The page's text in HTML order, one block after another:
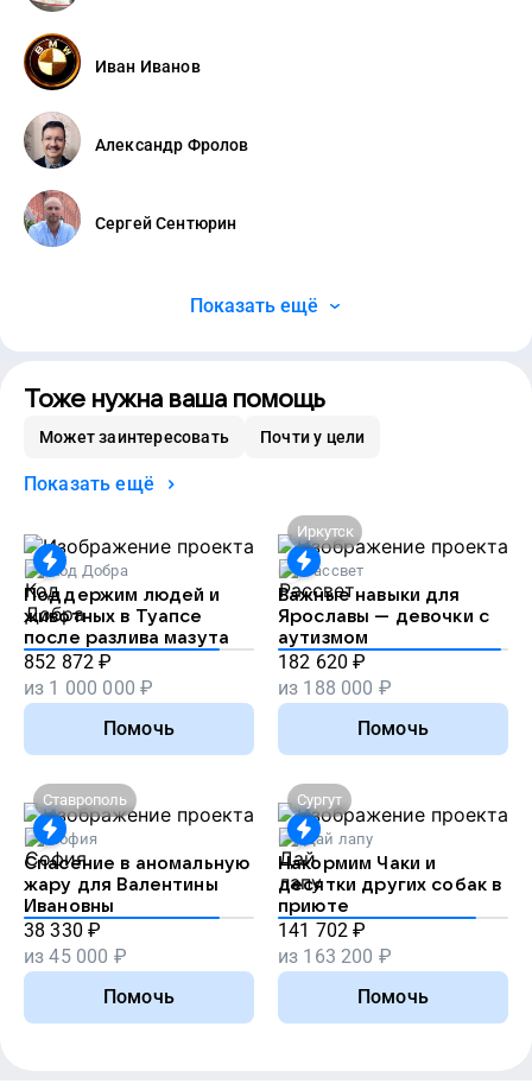
Иван Иванов
Александр Фролов
Сергей Сентюрин
Показать ещё
Тоже нужна ваша помощь
Может заинтересовать Почти у цели
Показать ещё
Код Добра
Поддержим людей и
животных в Туапсе
после разлива мазута
852 872 ₽
из 1 000 000 ₽
Помочь
Иркутск
Рассвет
Важные навыки для
Ярославы — девочки с
аутизмом
182 620 ₽
из 188 000 ₽
Помочь
Ставрополь
София
Спасение в аномальную
жару для Валентины
Ивановны
38 330 ₽
из45 000 ₽
Помочь
Сургут
Дай лапу
Накормим Чаки и
десятки других собак в
приюте
141 702 ₽
из 163 200 ₽
Помочь